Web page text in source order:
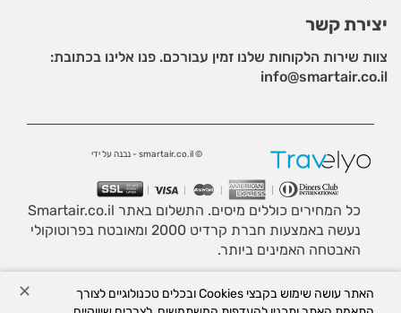
יצירת קשר
צוות שירות הלקוחות שלנו זמין עבורכם. פנו אלינו בכתובת:
info@smartair.co.il
© smartair.co.il - נבנה על ידי
כל המחירים כוללים מיסים. התשלום באתר Smartair.co.il
נעשה באמצעות חברת קרדיט 2000 ומאובטח בפרוטוקולי
האבטחה האמינים ביותר.
לידיעתך, באתר זה נעשה שימוש בקבצי Cookies. המשך
גלישה באתר מהווה הסכמה לשימוש זה. למידע נוסף ניתן
✕
האתר עושה שימוש בקבצי Cookies ובכלים טכנולוגיים לצורך